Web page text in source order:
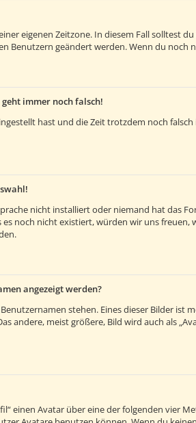
eigenen Zeitzone. In diesem Fall solltest
Benutzern geändert werden. Wenn du
immer noch falsch!
hast und die Zeit trotzdem noch
nicht installiert oder niemand hat das
noch nicht existiert, würden wir uns
angezeigt werden?
stehen. Eines dieser Bilder
andere, meist größere, Bild wird auch als
einen Avatar über eine der folgenden vier